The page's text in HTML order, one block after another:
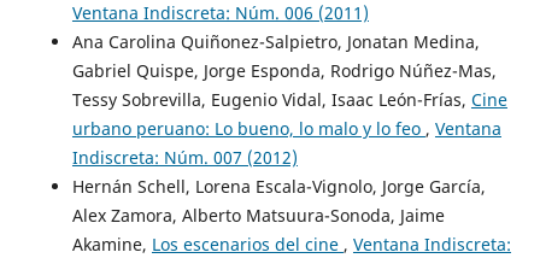
Ventana Indiscreta: Núm. 006 (2011)
Ana Carolina Quiñonez-Salpietro, Jonatan Medina,
Gabriel Quispe, Jorge Esponda, Rodrigo Núñez-Mas,
Tessy Sobrevilla, Eugenio Vidal, Isaac León-Frías, Cine
urbano peruano: Lo bueno, lo malo y lo feo , Ventana
Indiscreta: Núm. 007 (2012)
Hernán Schell, Lorena Escala-Vignolo, Jorge García,
Alex Zamora, Alberto Matsuura-Sonoda, Jaime
Akamine, Los escenarios del cine , Ventana Indiscreta: